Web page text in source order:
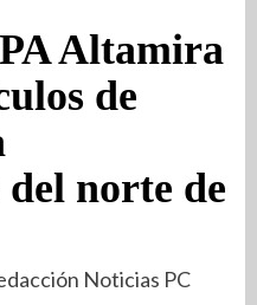
Altamira
de
norte de
Noticias PC